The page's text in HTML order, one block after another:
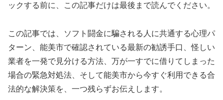
ックする前に、この記事だけは最後まで読んでください。
この記事では、ソフト闘金に騙される人に共通する心理パ
ターン、能美市で確認されている最新の勧誘手口、怪しい
業者を一発で見分ける方法、万が一すでに借りてしまった
場合の緊急対処法、そして能美市から今すぐ利用できる合
法的な解決策を、一つ残らずお伝えします。